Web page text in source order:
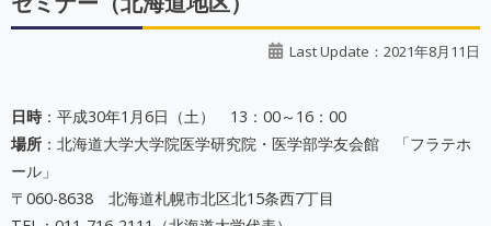
Last Update：2021年8月11日
日時：平成30年1月6日（土） 13：00～16：00
場所 ：北海道大学大学院医学研究院・医学部学友会館 「フラテホ
ール」
〒060-8638 北海道札幌市北区北15条西7丁目